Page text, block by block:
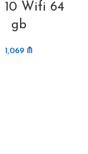
10 Wifi 64
gb
1,069 ₼